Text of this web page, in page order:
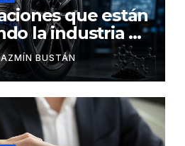
que están
la industria de
y redefinen el
BUSTÁN